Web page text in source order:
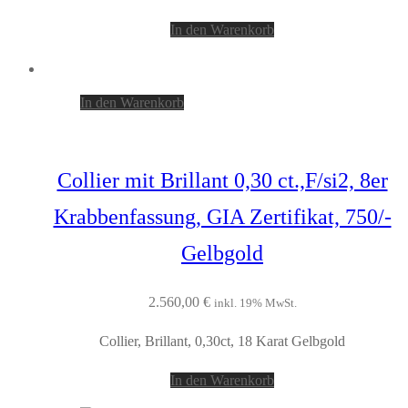
In den Warenkorb
In den Warenkorb
Collier mit Brillant 0,30 ct.,F/si2, 8er
Krabbenfassung, GIA Zertifikat, 750/-
Gelbgold
2.560,00 € inkl. 19% MwSt.
Collier, Brillant, 0,30ct, 18 Karat Gelbgold
In den Warenkorb